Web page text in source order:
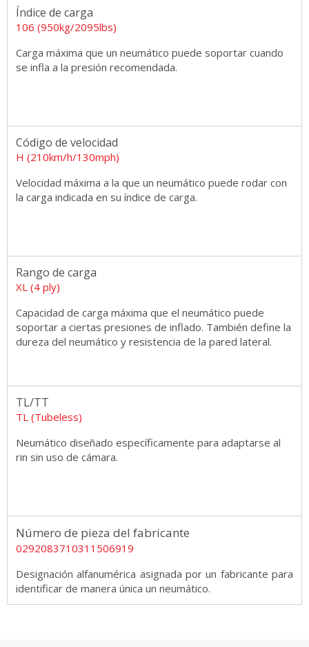
Índice de carga
106 (950kg/2095lbs)
Carga máxima que un neumático puede soportar cuando
se infla a la presión recomendada.
Código de velocidad
H (210km/h/130mph)
Velocidad máxima a la que un neumático puede rodar con
la carga indicada en su índice de carga.
Rango de carga
XL (4 ply)
Capacidad de carga máxima que el neumático puede
soportar a ciertas presiones de inflado. También define la
dureza del neumático y resistencia de la pared lateral.
TL/TT
TL (Tubeless)
Neumático diseñado específicamente para adaptarse al
rin sin uso de cámara.
Número de pieza del fabricante
0292083710311506919
Designación alfanumérica asignada por un fabricante para
identificar de manera única un neumático.